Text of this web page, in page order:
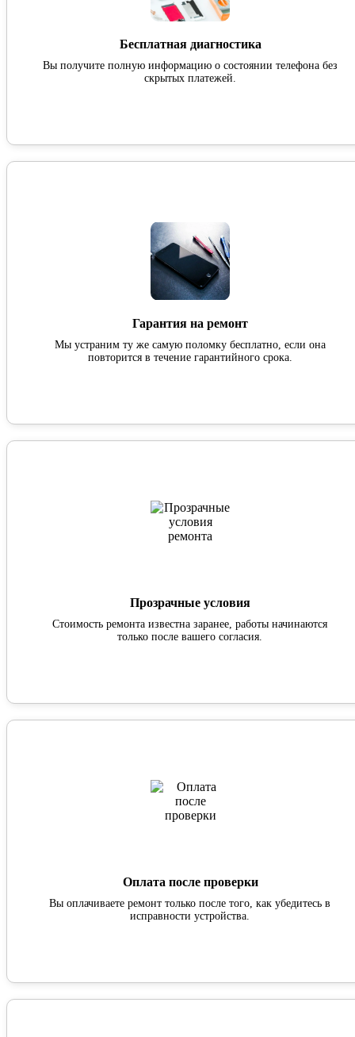
Бесплатная диагностика
Вы получите полную информацию о состоянии телефона без
скрытых платежей.
Гарантия на ремонт
Мы устраним ту же самую поломку бесплатно, если она
повторится в течение гарантийного срока.
Прозрачные условия
Стоимость ремонта известна заранее, работы начинаются
только после вашего согласия.
Оплата после проверки
Вы оплачиваете ремонт только после того, как убедитесь в
исправности устройства.